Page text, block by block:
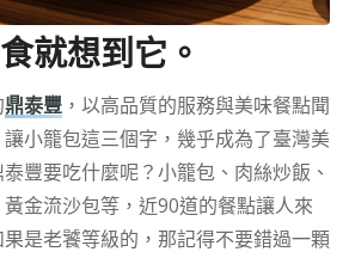
就想到它。
鼎泰豐，以高品質的服務與美味餐點聞
小籠包這三個字，幾乎成為了臺灣美
豐要吃什麼呢？小籠包、肉絲炒飯、
金流沙包等，近90道的餐點讓人來
是老饕等級的，那記得不要錯過一顆